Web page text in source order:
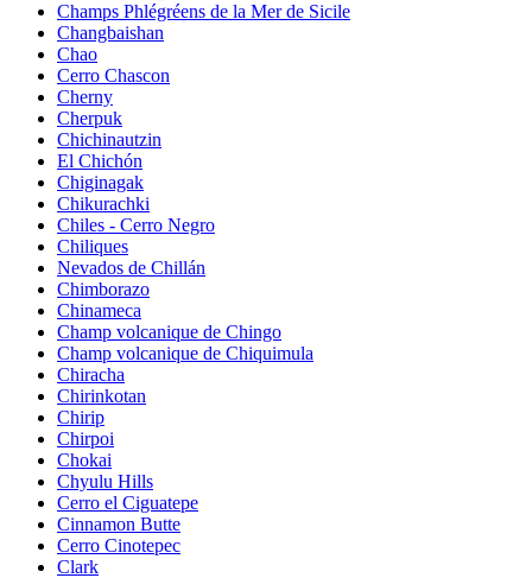
Champs Phlégréens de la Mer de Sicile
Changbaishan
Chao
Cerro Chascon
Cherny
Cherpuk
Chichinautzin
El Chichón
Chiginagak
Chikurachki
Chiles - Cerro Negro
Chiliques
Nevados de Chillán
Chimborazo
Chinameca
Champ volcanique de Chingo
Champ volcanique de Chiquimula
Chiracha
Chirinkotan
Chirip
Chirpoi
Chokai
Chyulu Hills
Cerro el Ciguatepe
Cinnamon Butte
Cerro Cinotepec
Clark